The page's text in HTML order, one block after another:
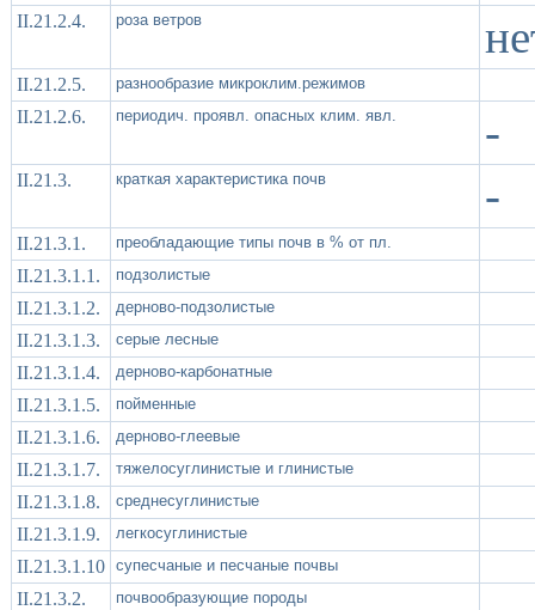
II.21.2.4. роза ветров
II.21.2.5. разнообразие микроклим.режимов
II.21.2.6. периодич. проявл. опасных клим. явл. -
II.21.3. краткая характеристика почв -
II.21.3.1. преобладающие типы почв в % от пл.
II.21.3.1.1. подзолистые
II.21.3.1.2. дерново-подзолистые
II.21.3.1.3. серые лесные
II.21.3.1.4. дерново-карбонатные
II.21.3.1.5. пойменные
II.21.3.1.6. дерново-глеевые
II.21.3.1.7. тяжелосуглинистые и глинистые
II.21.3.1.8. среднесуглинистые
II.21.3.1.9. легкосуглинистые
II.21.3.1.10 супесчаные и песчаные почвы
II.21.3.2. почвообразующие породы